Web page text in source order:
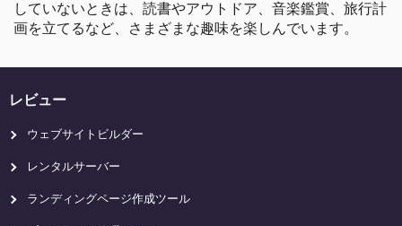
していないときは、読書やアウトドア、音楽鑑賞、旅行計
画を立てるなど、さまざまな趣味を楽しんでいます。
レビュー
ウェブサイトビルダー
レンタルサーバー
ランディングページ作成ツール